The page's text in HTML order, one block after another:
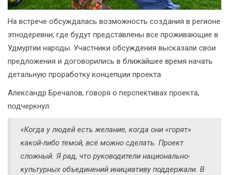
На встрече обсуждалась возможность создания в регионе
этнодеревни, где будут представлены все проживающие в
Удмуртии народы. Участники обсуждения высказали свои
предложения и договорились в ближайшее время начать
детальную проработку концепции проекта.
Александр Бречалов, говоря о перспективах проекта,
подчеркнул:
«Когда у людей есть желание, когда они «горят»
какой-либо темой, всё можно сделать. Проект
сложный. Я рад, что руководители национально-
культурных объединений инициативу поддержали. В